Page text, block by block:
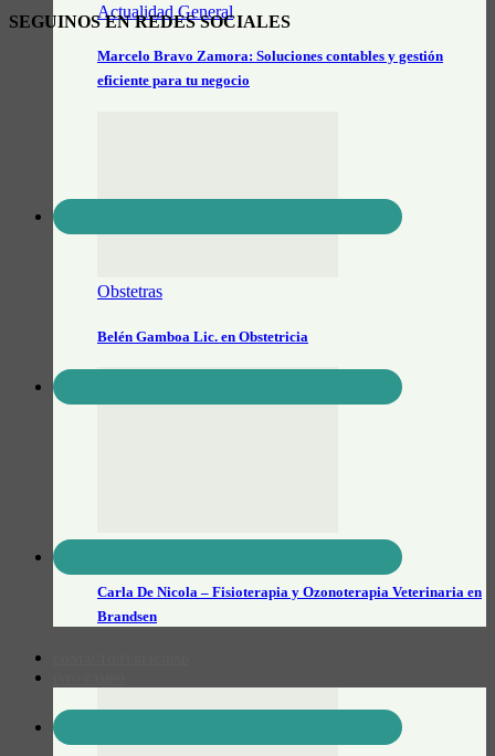
Actualidad General
Marcelo Bravo Zamora: Soluciones contables y gestión
eficiente para tu negocio
Obstetras
Belén Gamboa Lic. en Obstetricia
Carla De Nicola – Fisioterapia y Ozonoterapia Veterinaria en
Brandsen
SEGUINOS EN REDES SOCIALES